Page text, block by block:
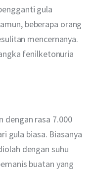
gula
beberapa orang
mencernanya.
fenilketonuria
dengan rasa 7.000
gula biasa. Biasanya
dengan suhu
buatan yang